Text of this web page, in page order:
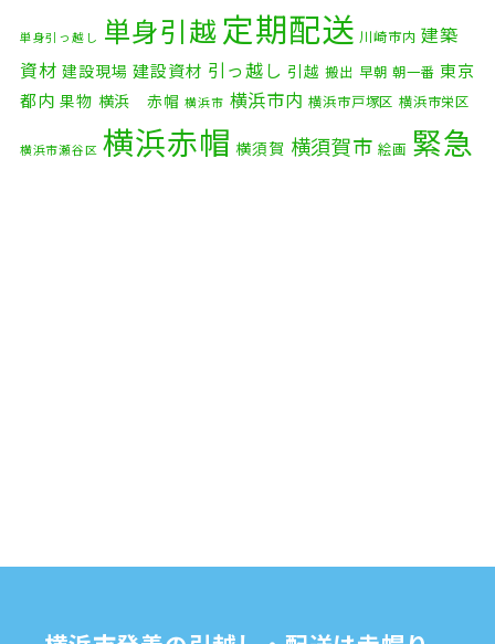
2025年10月(9)
2025年9月
(3)
2025年8月(2)
2025年7月(6)
2024年9月(2)
単身引っ越し 単身引越 定期配送 川崎市内 建築
資材 建設現場 建設資材 引っ越し 引越 搬出 早朝 朝一番 東京
都内 果物 横浜 赤帽 横浜市 横浜市内 横浜市戸塚区 横浜市栄区
横浜市瀬谷区 横浜赤帽 横須賀 横須賀市 絵画 緊急